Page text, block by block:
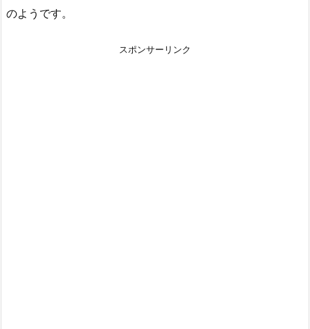
のようです。
スポンサーリンク